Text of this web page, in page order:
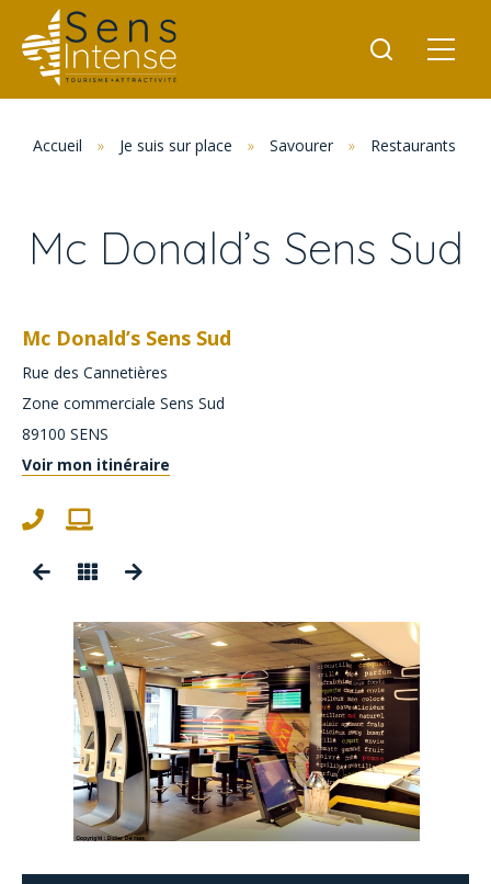
Accueil » Je suis sur place » Savourer » Restaurants
Mc Donald’s Sens Sud
Mc Donald’s Sens Sud
Rue des Cannetières
Zone commerciale Sens Sud
89100 SENS
Voir mon itinéraire